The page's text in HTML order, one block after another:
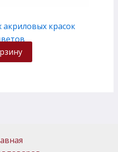
красок